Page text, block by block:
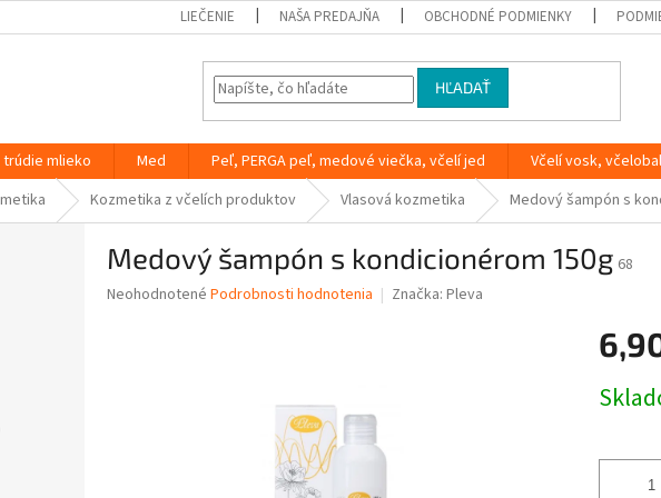
LIEČENIE NAŠA PREDAJŇA OBCHODNÉ PODMIENKY
HĽADAŤ
mlieko Med Peľ, PERGA peľ, medové viečka, včelí jed Včelí vosk,
Kozmetika z včelích produktov Vlasová kozmetika Medový šampón s
Medový šampón s kondicionérom 150g 68
Priemerné
Neohodnotené Podrobnosti hodnotenia Značka: Pleva
cena: